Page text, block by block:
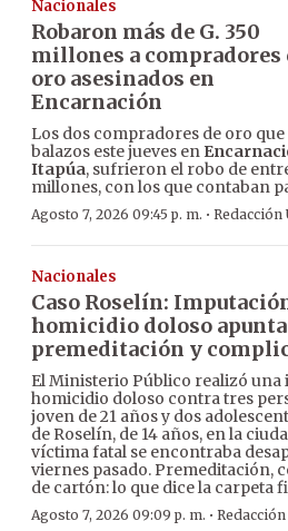
Nacionales
Robaron más de G. 350
millones a compradores
oro asesinados en
Encarnación
Los dos compradores de oro
balazos este jueves en
Itapúa, sufrieron el robo de
millones, con los que contaban
Agosto 7, 2026 09:45 p. m. · Redacción
Nacionales
Caso Roselín:
homicidio doloso apunta
premeditación y
El Ministerio Público realizó
homicidio doloso contra tres
joven de 21 años y dos
de Roselín, de 14 años, en la
víctima fatal se encontraba
viernes pasado. Premeditación,
de cartón: lo que dice la carpeta
Agosto 7, 2026 09:09 p. m. · Redacción